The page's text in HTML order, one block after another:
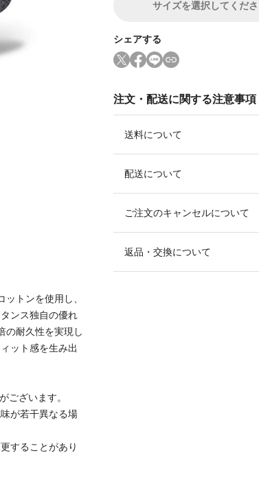
サイズを選択してくだ
シェアする
注文・配送に関する注意事項
送料について
配送について
ご注文のキャンセルについて
返品・交換について
トンを使用し、
ンス独自の優れ
の耐久性を実現し
ット感を生み出
ございます。
が若干異なる場
することがあり